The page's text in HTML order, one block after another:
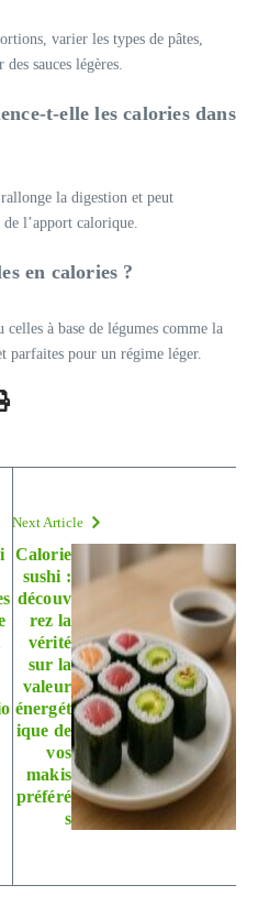
varier les types de pâtes,
sauces légères.
t-elle les calories dans
la digestion et peut
l’apport calorique.
en calories ?
à base de légumes comme la
parfaites pour un régime léger.
Next Article
Calorie
sushi :
découv
rez la
vérité
sur la
valeur
énergét
ique de
vos
makis
préféré
s